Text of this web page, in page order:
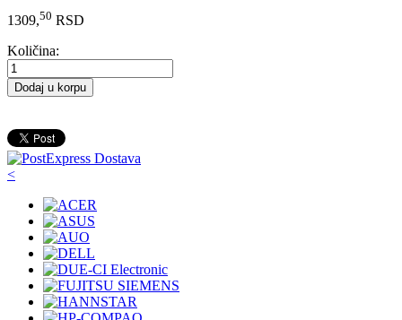
1309,50 RSD
Količina:
Dodaj u korpu
<